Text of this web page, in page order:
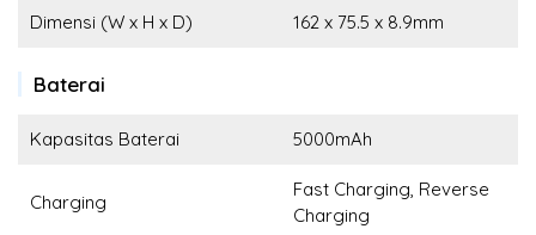
Dimensi (W x H x D) 162 x 75.5 x 8.9mm
Baterai
Kapasitas Baterai 5000mAh
Charging
Fast Charging, Reverse
Charging